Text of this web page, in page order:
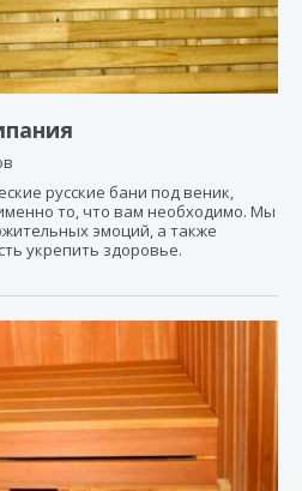
русские бани под веник,
то, что вам необходимо. Мы
эмоций, а также
укрепить здоровье.